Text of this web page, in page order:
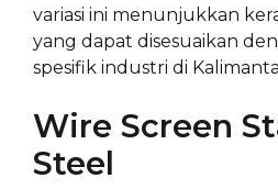
variasi ini menunjukkan
yang dapat disesuaikan
spesifik industri di
Wire Screen
Steel